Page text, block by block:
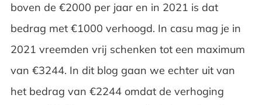
boven de €2000 per jaar en in 2021 is dat
bedrag met €1000 verhoogd. In casu mag je in
2021 vreemden vrij schenken tot een maximum
van €3244. In dit blog gaan we echter uit van
het bedrag van €2244 omdat de verhoging